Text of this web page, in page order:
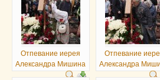
Отпевание иерея
Александра Мишина
Отпевание
Александра